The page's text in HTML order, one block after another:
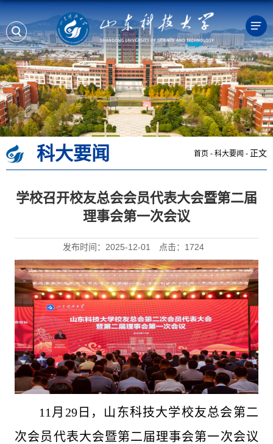
科大要闻 首页 - 科大要闻 - 正文
学校召开校友总会会员代表大会暨第二届
理事会第一次会议
发布时间：2025-12-01 点击： 1724
11月29日，山东科技大学校友总会第二
次会员代表大会暨第二届理事会第一次会议